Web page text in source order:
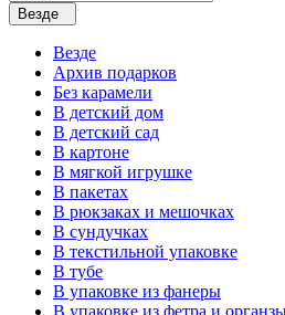
Везде
Везде
Архив подарков
Без карамели
В детский дом
В детский сад
В картоне
В мягкой игрушке
В пакетах
В рюкзаках и мешочках
В сундучках
В текстильной упаковке
В тубе
В упаковке из фанеры
В упаковке из фетра и